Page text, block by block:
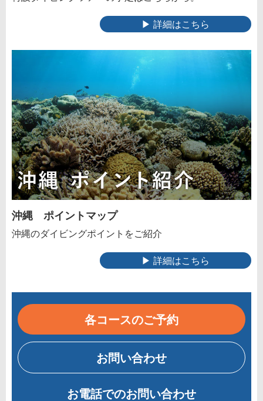
▶ 詳細はこちら
沖縄 ポイントマップ
沖縄のダイビングポイントをご紹介
▶ 詳細はこちら
各コースのご予約
お問い合わせ
お電話でのお問い合わせ